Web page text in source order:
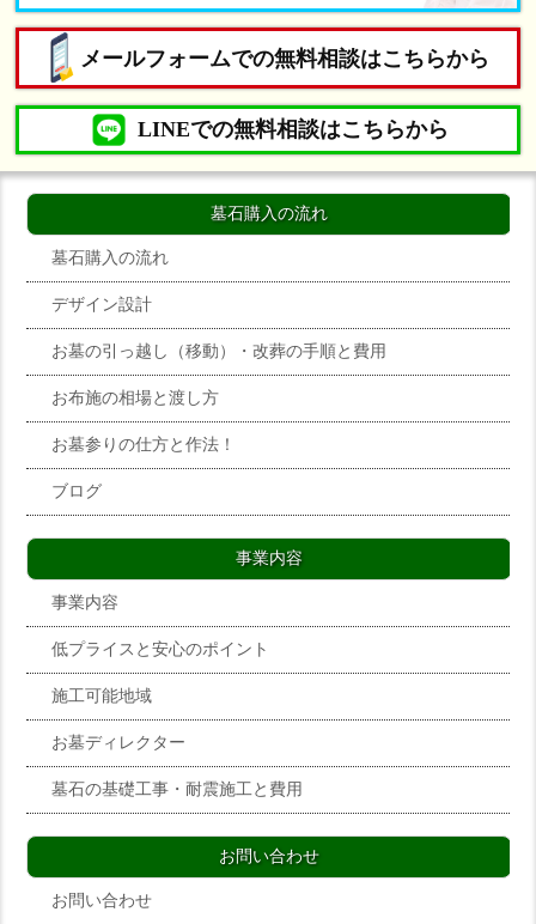
メールフォームでの無料相談はこちらから
LINEでの無料相談はこちらから
墓石購入の流れ
墓石購入の流れ
デザイン設計
お墓の引っ越し（移動）・改葬の手順と費用
お布施の相場と渡し方
お墓参りの仕方と作法！
ブログ
事業内容
事業内容
低プライスと安心のポイント
施工可能地域
お墓ディレクター
墓石の基礎工事・耐震施工と費用
お問い合わせ
お問い合わせ